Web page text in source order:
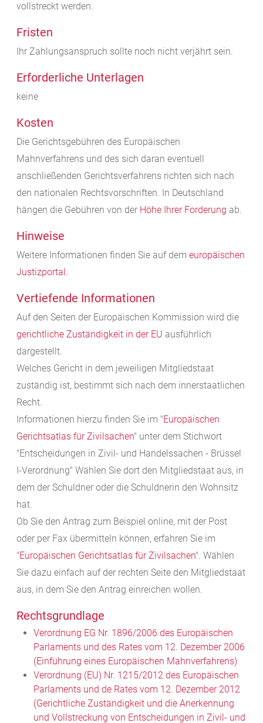
vollstreckt werden.
Fristen
Ihr Zahlungsanspruch sollte noch nicht verjährt sein.
Erforderliche Unterlagen
keine
Kosten
Die Gerichtsgebühren des Europäischen
Mahnverfahrens und des sich daran eventuell
anschließenden Gerichtsverfahrens richten sich nach
den nationalen Rechtsvorschriften. In Deutschland
hängen die Gebühren von der Höhe Ihrer Forderung ab.
Hinweise
Weitere Informationen finden Sie auf dem europäischen
Justizportal.
Vertiefende Informationen
Auf den Seiten der Europäischen Kommission wird die
gerichtliche Zuständigkeit in der EU ausführlich
dargestellt.
Welches Gericht in dem jeweiligen Mitgliedstaat
zuständig ist, bestimmt sich nach dem innerstaatlichen
Recht.
Informationen hierzu finden Sie im "Europäischen
Gerichtsatlas für Zivilsachen" unter dem Stichwort
"Entscheidungen in Zivil- und Handelssachen - Brüssel
I-Verordnung" Wählen Sie dort den Mitgliedstaat aus, in
dem der Schuldner oder die Schuldnerin den Wohnsitz
hat.
Ob Sie den Antrag zum Beispiel online, mit der Post
oder per Fax übermitteln können, erfahren Sie im
"Europäischen Gerichtsatlas für Zivilsachen". Wählen
Sie dazu einfach auf der rechten Seite den Mitgliedstaat
aus, in dem Sie den Antrag einreichen wollen.
Rechtsgrundlage
Verordnung EG Nr. 1896/2006 des Europäischen
Parlaments und des Rates vom 12. Dezember 2006
(Einführung eines Europäischen Mahnverfahrens)
Verordnung (EU) Nr. 1215/2012 des Europäischen
Parlaments und de Rates vom 12. Dezember 2012
(Gerichtliche Zuständigkeit und die Anerkennung
und Vollstreckung von Entscheidungen in Zivil- und